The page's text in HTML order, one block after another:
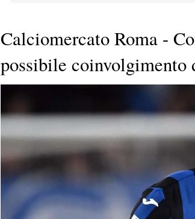
Calciomercato Roma -
possibile coinvolgimento